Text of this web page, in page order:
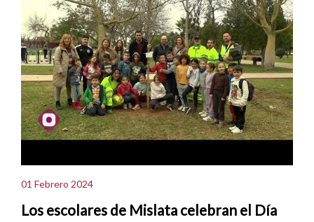
01 Febrero 2024
Los escolares de Mislata celebran el Día